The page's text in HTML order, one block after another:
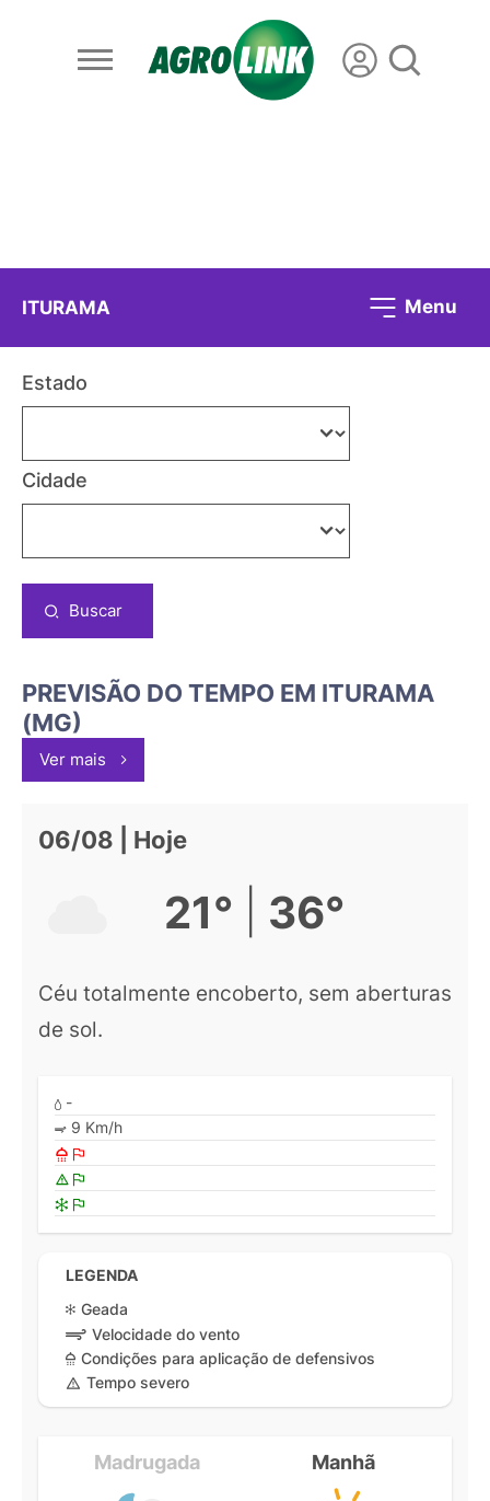
ITURAMA Menu
Estado
Cidade
Buscar
PREVISÃO DO TEMPO EM ITURAMA
(MG)
Ver mais
06/08 | Hoje
21° 36°
Céu totalmente encoberto, sem aberturas
de sol.
-
9 Km/h
LEGENDA
Geada
Velocidade do vento
Condições para aplicação de defensivos
Tempo severo
Madrugada Manhã